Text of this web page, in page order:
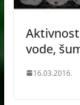
vode,
16.03.2016.